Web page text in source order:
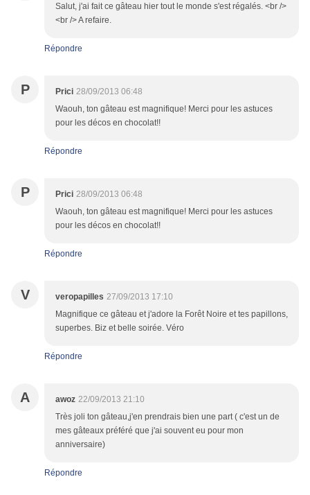
Salut, j'ai fait ce gâteau hier tout le monde s'est régalés. <br />
<br /> A refaire.
Répondre
P Prici 28/09/2013 06:48
Waouh, ton gâteau est magnifique! Merci pour les astuces
pour les décos en chocolat!!
Répondre
P Prici 28/09/2013 06:48
Waouh, ton gâteau est magnifique! Merci pour les astuces
pour les décos en chocolat!!
Répondre
V veropapilles 27/09/2013 17:10
Magnifique ce gâteau et j'adore la Forêt Noire et tes papillons,
superbes. Biz et belle soirée. Véro
Répondre
A awoz 22/09/2013 21:10
Très joli ton gâteau,j'en prendrais bien une part ( c'est un de
mes gâteaux préféré que j'ai souvent eu pour mon
anniversaire)
Répondre